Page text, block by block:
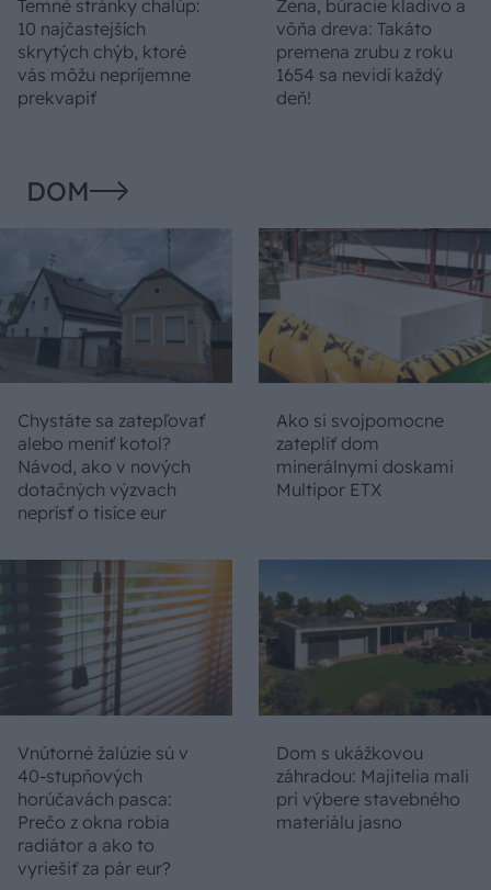
Temné stránky chalúp:
10 najčastejších
skrytých chýb, ktoré
vás môžu nepríjemne
prekvapiť
Žena, búracie kladivo a
vôňa dreva: Takáto
premena zrubu z roku
1654 sa nevidí každý
deň!
DOM
Chystáte sa zatepľovať
alebo meniť kotol?
Návod, ako v nových
dotačných výzvach
neprísť o tisíce eur
Ako si svojpomocne
zatepliť dom
minerálnymi doskami
Multipor ETX
Vnútorné žalúzie sú v
40-stupňových
horúčavách pasca:
Prečo z okna robia
radiátor a ako to
vyriešiť za pár eur?
Dom s ukážkovou
záhradou: Majitelia mali
pri výbere stavebného
materiálu jasno